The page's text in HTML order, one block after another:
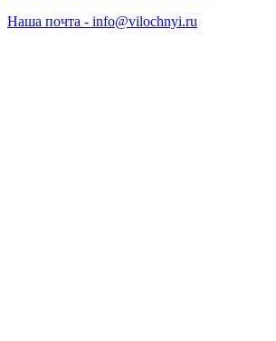
Наша почта - info@vilochnyi.ru